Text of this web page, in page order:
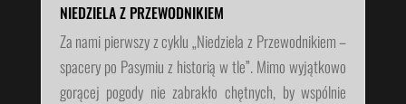
NIEDZIELA Z PRZEWODNIKIEM
Za nami pierwszy z cyklu „Niedziela z Przewodnikiem –
spacery po Pasymiu z historią w tle”. Mimo wyjątkowo
gorącej pogody nie zabrakło chętnych, by wspólnie